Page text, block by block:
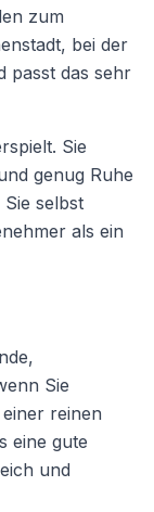
zum
bei der
passt das sehr
Sie
genug Ruhe
selbst
als ein
Sie
reinen
eine gute
und